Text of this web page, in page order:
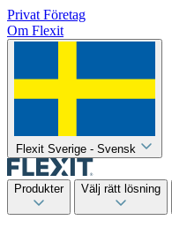
Privat Företag
Om Flexit
Flexit Sverige - Svensk
Produkter Välj rätt lösning